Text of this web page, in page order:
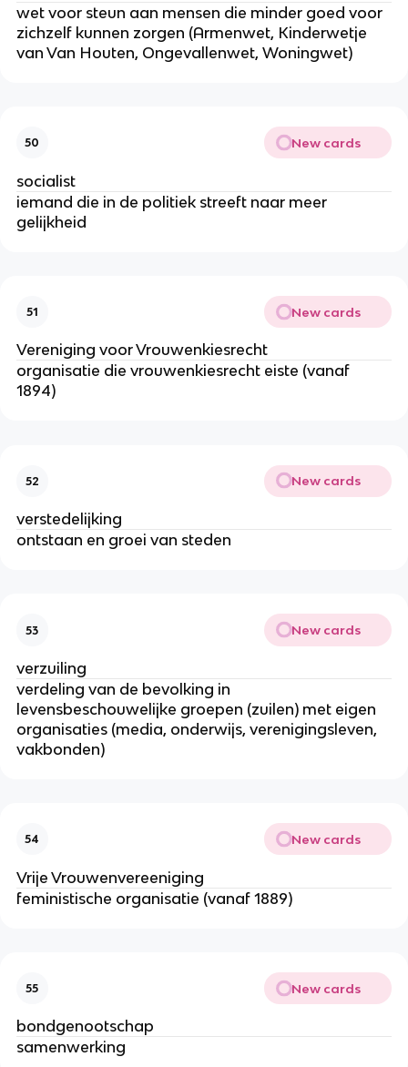
wet voor steun aan mensen die minder goed voor
zichzelf kunnen zorgen (Armenwet, Kinderwetje
van Van Houten, Ongevallenwet, Woningwet)
50 New cards
socialist
iemand die in de politiek streeft naar meer
gelijkheid
51 New cards
Vereniging voor Vrouwenkiesrecht
organisatie die vrouwenkiesrecht eiste (vanaf
1894)
52 New cards
verstedelijking
ontstaan en groei van steden
53 New cards
verzuiling
verdeling van de bevolking in
levensbeschouwelijke groepen (zuilen) met eigen
organisaties (media, onderwijs, verenigingsleven,
vakbonden)
54 New cards
Vrije Vrouwenvereeniging
feministische organisatie (vanaf 1889)
55 New cards
bondgenootschap
samenwerking